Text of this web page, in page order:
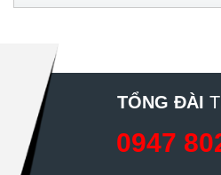
TỔNG ĐÀI
0947